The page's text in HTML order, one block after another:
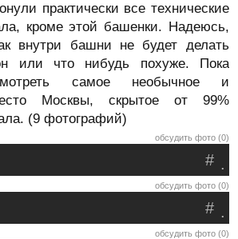
практически все технические
кроме этой башенки. Надеюсь,
внутри башни не будет делать
или что нибудь похуже. Пока
самое необычное и
Москвы, скрытое от 99%
(9 фотографий)
обсудить фото (0)
.
#
обсудить фото (0)
.
#
обсудить фото (0)